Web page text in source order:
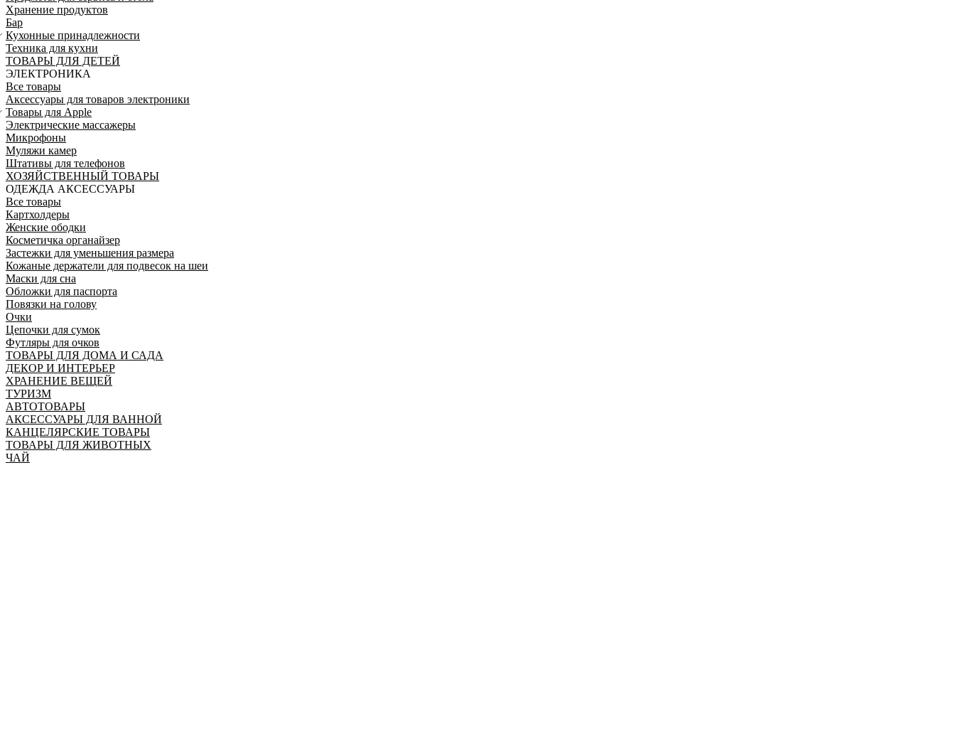
Хранение продуктов
Бар
Кухонные принадлежности
Техника для кухни
ТОВАРЫ ДЛЯ ДЕТЕЙ
ЭЛЕКТРОНИКА
Все товары
Аксессуары для товаров электроники
Товары для Apple
Электрические массажеры
Микрофоны
Муляжи камер
Штативы для телефонов
ХОЗЯЙСТВЕННЫЙ ТОВАРЫ
ОДЕЖДА АКСЕССУАРЫ
Все товары
Картхолдеры
Женские ободки
Косметичка органайзер
Застежки для уменьшения размера
Кожаные держатели для подвесок на шеи
Маски для сна
Обложки для паспорта
Повязки на голову
Очки
Цепочки для сумок
Футляры для очков
ТОВАРЫ ДЛЯ ДОМА И САДА
ДЕКОР И ИНТЕРЬЕР
ХРАНЕНИЕ ВЕЩЕЙ
ТУРИЗМ
АВТОТОВАРЫ
АКСЕССУАРЫ ДЛЯ ВАННОЙ
КАНЦЕЛЯРСКИЕ ТОВАРЫ
ТОВАРЫ ДЛЯ ЖИВОТНЫХ
ЧАЙ